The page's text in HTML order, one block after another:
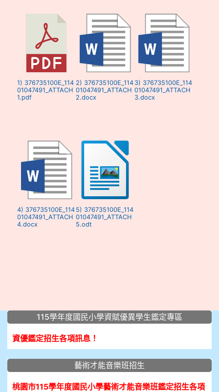
1) 376735100E_114
01047491_ATTACH
1.pdf
2) 376735100E_114
01047491_ATTACH
2.docx
3) 376735100E_114
01047491_ATTACH
3.docx
4) 376735100E_114
01047491_ATTACH
4.docx
5) 376735100E_114
01047491_ATTACH
5.odt
::: 115學年度國民小學資賦優異學生鑑定專區
資優鑑定招生各項訊息！
藝術才能音樂班招生
桃園市115學年度國民小學藝術才能音樂班鑑定招生各項